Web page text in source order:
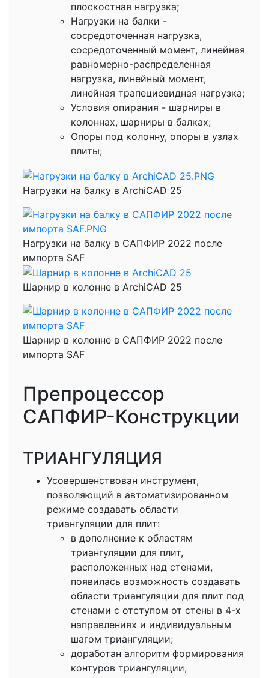
плоскостная нагрузка;
Нагрузки на балки -
сосредоточенная нагрузка,
сосредоточенный момент, линейная
равномерно-распределенная
нагрузка, линейный момент,
линейная трапециевидная нагрузка;
Условия опирания - шарниры в
колоннах, шарниры в балках;
Опоры под колонну, опоры в узлах
плиты;
Нагрузки на балку в ArchiCAD 25
Нагрузки на балку в САПФИР 2022 после
импорта SAF
Шарнир в колонне в ArchiCAD 25
Шарнир в колонне в САПФИР 2022 после
импорта SAF
Препроцессор
САПФИР-Конструкции
ТРИАНГУЛЯЦИЯ
Усовершенствован инструмент,
позволяющий в автоматизированном
режиме создавать области
триангуляции для плит:
в дополнение к областям
триангуляции для плит,
расположенных над стенами,
появилась возможность создавать
области триангуляции для плит под
стенами с отступом от стены в 4-х
направлениях и индивидуальным
шагом триангуляции;
доработан алгоритм формирования
контуров триангуляции,